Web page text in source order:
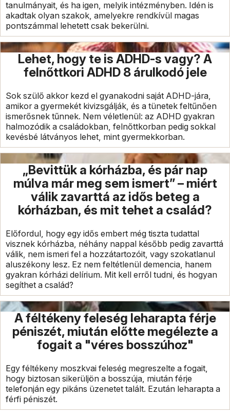
tanulmányait, és ha igen, melyik intézményben. Idén is
akadtak olyan szakok, amelyekre rendkívül magas
pontszámmal lehetett csak bekerülni.
Lehet, hogy te is ADHD-s vagy? A
felnőttkori ADHD 8 árulkodó jele
Sok szülő akkor kezd el gyanakodni saját ADHD-jára,
amikor a gyermekét kivizsgálják, és a tünetek feltűnően
ismerősnek tűnnek. Nem véletlenül: az ADHD gyakran
halmozódik a családokban, felnőttkorban pedig sokkal
kevésbé látványos lehet, mint gyermekkorban.
„Bevittük a kórházba, és pár nap
múlva már meg sem ismert” – miért
válik zavarttá az idős beteg a
kórházban, és mit tehet a család?
Előfordul, hogy egy idős embert még tiszta tudattal
visznek kórházba, néhány nappal később pedig zavarttá
válik, nem ismeri fel a hozzátartozóit, vagy szokatlanul
aluszékony lesz. Ez nem feltétlenül demencia, hanem
gyakran kórházi delírium. Mit kell erről tudni, és hogyan
segíthet a család?
A féltékeny feleség leharapta férje
péniszét, miután előtte megélezte a
fogait a "véres bosszúhoz"
Egy féltékeny moszkvai feleség megreszelte a fogait,
hogy biztosan sikerüljön a bosszúja, miután férje
telefonján egy pikáns üzenetet talált. Ezután leharapta a
férfi péniszét.